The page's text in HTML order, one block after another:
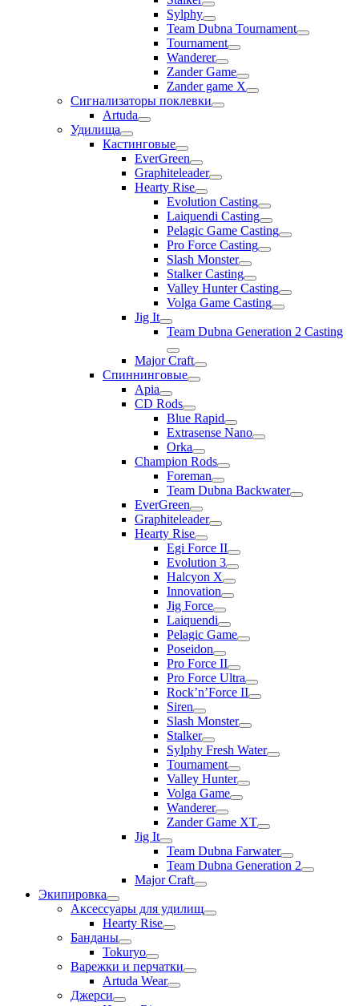
Sylphy
Team Dubna Tournament
Tournament
Wanderer
Zander Game
Zander game X
Сигнализаторы поклевки
Artuda
Удилища
Кастинговые
EverGreen
Graphiteleader
Hearty Rise
Evolution Casting
Laiquendi Casting
Pelagic Game Casting
Pro Force Casting
Slash Monster
Stalker Casting
Valley Hunter Casting
Volga Game Casting
Jig It
Team Dubna Generation 2 Casting
Major Craft
Спиннинговые
Apia
CD Rods
Blue Rapid
Extrasense Nano
Orka
Champion Rods
Foreman
Team Dubna Backwater
EverGreen
Graphiteleader
Hearty Rise
Egi Force II
Evolution 3
Halcyon X
Innovation
Jig Force
Laiquendi
Pelagic Game
Poseidon
Pro Force II
Pro Force Ultra
Rock’n’Force II
Siren
Slash Monster
Stalker
Sylphy Fresh Water
Tournament
Valley Hunter
Volga Game
Wanderer
Zander Game XT
Jig It
Team Dubna Farwater
Team Dubna Generation 2
Major Craft
Экипировка
Аксессуары для удилищ
Hearty Rise
Банданы
Tokuryo
Варежки и перчатки
Artuda Wear
Джерси